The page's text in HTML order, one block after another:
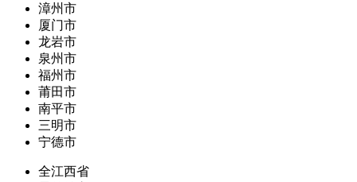
漳州市
厦门市
龙岩市
泉州市
福州市
莆田市
南平市
三明市
宁德市
全江西省